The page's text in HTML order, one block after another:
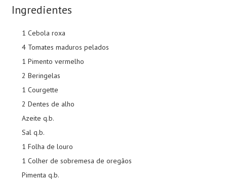
Ingredientes
1 Cebola roxa
4 Tomates maduros pelados
1 Pimento vermelho
2 Beringelas
1 Courgette
2 Dentes de alho
Azeite q.b.
Sal q.b.
1 Folha de louro
1 Colher de sobremesa de oregãos
Pimenta q.b.